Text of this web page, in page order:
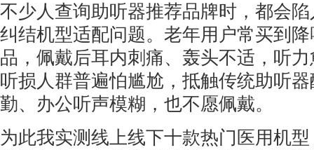
不少人查询助听器推荐品牌时，都会
纠结机型适配问题。老年用户常买到
品，佩戴后耳内刺痛、轰头不适，听
听损人群普遍怕尴尬，抵触传统助听
勤、办公听声模糊，也不愿佩戴。
为此我实测线上线下十款热门医用机